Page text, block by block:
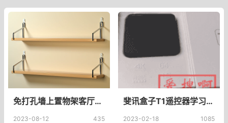
免打孔墙上置物架客厅墙面卧室床头收纳架墙壁挂式隔板路由器架子_贵誉旗舰店_收纳整理
2023-08-12 435
斐讯盒子T1遥控器学习电视遥控器,斐讯盒子遥控器配对
2023-02-18 1085